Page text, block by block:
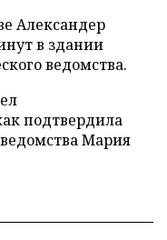
Александер
в здании
ведомства.
подтвердила
Мария